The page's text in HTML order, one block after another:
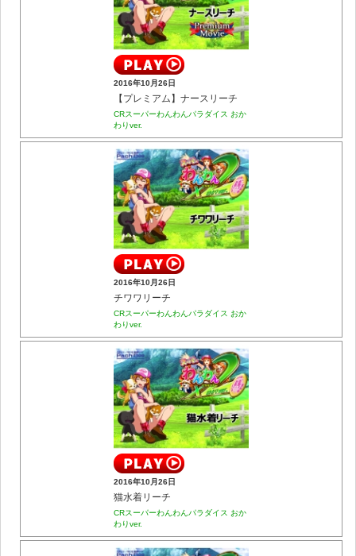
2016年10月26日
【プレミアム】ナースリーチ
CRスーパーわんわんパラダイス おか
わりver.
2016年10月26日
チワワリーチ
CRスーパーわんわんパラダイス おか
わりver.
2016年10月26日
猫水着リーチ
CRスーパーわんわんパラダイス おか
わりver.